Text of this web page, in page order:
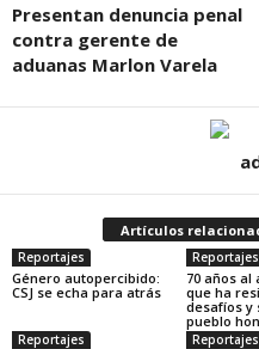
Presentan denuncia penal
contra gerente de
aduanas Marlon Varela
Artículos
Reportajes
Género autopercibido:
CSJ se echa para atrás
Reportajes
70 años al
que ha
desafíos y
pueblo
Reportajes Reportajes